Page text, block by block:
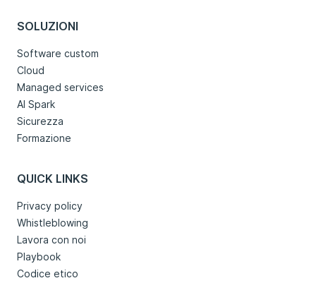
SOLUZIONI
Software custom
Cloud
Managed services
AI Spark
Sicurezza
Formazione
QUICK LINKS
Privacy policy
Whistleblowing
Lavora con noi
Playbook
Codice etico